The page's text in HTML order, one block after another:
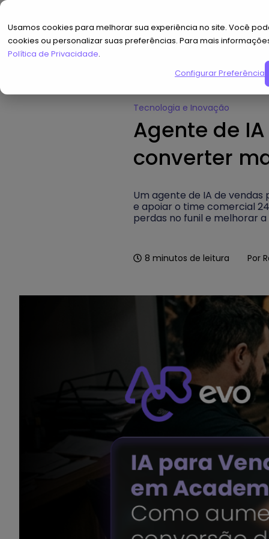
Usamos cookies para melhorar sua experiência no site. Você
cookies ou personalizar suas preferências. Para mais
Política de Privacidade.
Configurar Preferências
Hub de Conteúdo»
Tecnologia e Inovação
Agente de
converter
Um agente de IA de
e apoiar o time comercial
perdas no funil e melhorar
8 minutos de leitura Por